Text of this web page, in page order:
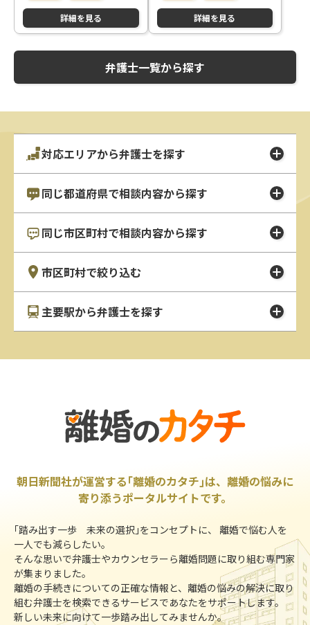
詳細を見る 詳細を見る
弁護士一覧から探す
対応エリアから弁護士を探す
同じ都道府県で相談内容から探す
同じ市区町村で相談内容から探す
市区町村で絞り込む
主要駅から弁護士を探す
朝日新聞社が運営する｢離婚のカタチ｣は、離婚の悩みに
寄り添うポータルサイトです。
｢踏み出す一歩 未来の選択｣をコンセプトに、 離婚で悩む人を
一人でも減らしたい。
そんな思いで弁護士やカウンセラーら離婚問題に取り組む専門家
が集まりました。
離婚の手続きについての正確な情報と、離婚の悩みの解決に取り
組む弁護士を検索できるサービスであなたをサポートします。
新しい未来に向けて一歩踏み出してみませんか。